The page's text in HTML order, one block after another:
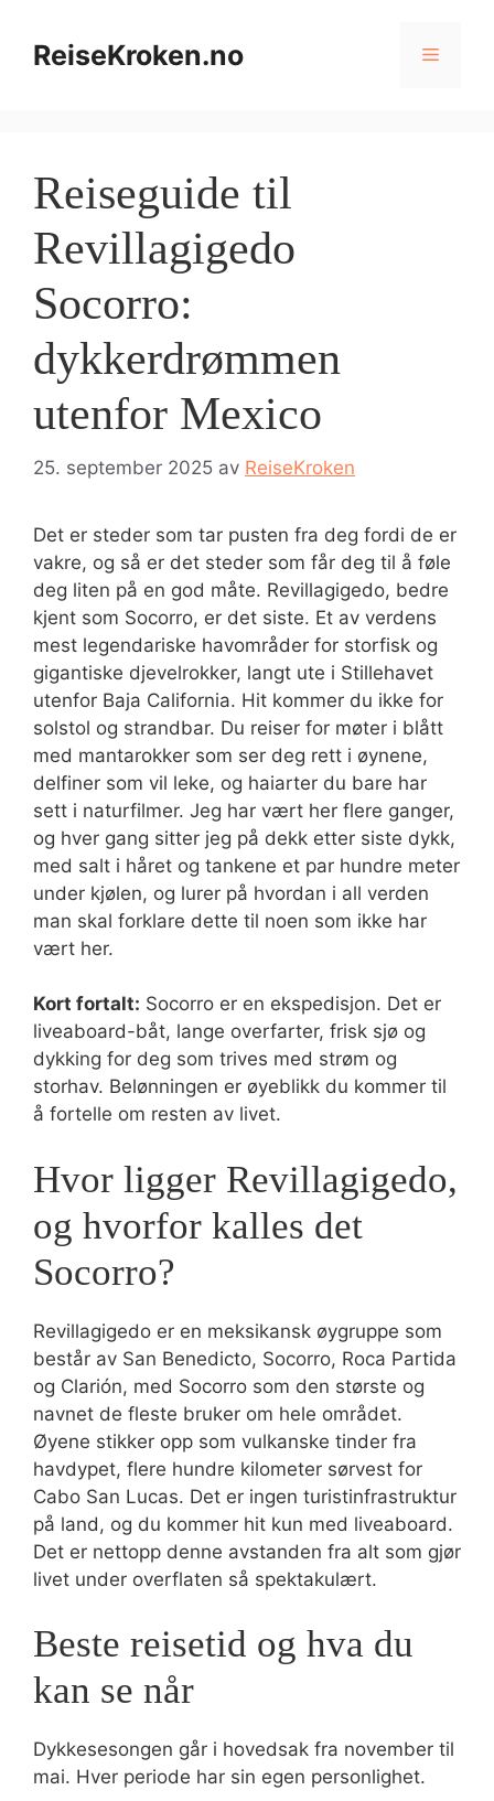
innholdReiseKroken.no Meny
Reiseguide til
Revillagigedo
Socorro:
dykkerdrømmen
utenfor Mexico
25. september 2025 av ReiseKroken
Det er steder som tar pusten fra deg fordi de er
vakre, og så er det steder som får deg til å føle
deg liten på en god måte. Revillagigedo, bedre
kjent som Socorro, er det siste. Et av verdens
mest legendariske havområder for storfisk og
gigantiske djevelrokker, langt ute i Stillehavet
utenfor Baja California. Hit kommer du ikke for
solstol og strandbar. Du reiser for møter i blått
med mantarokker som ser deg rett i øynene,
delfiner som vil leke, og haiarter du bare har
sett i naturfilmer. Jeg har vært her flere ganger,
og hver gang sitter jeg på dekk etter siste dykk,
med salt i håret og tankene et par hundre meter
under kjølen, og lurer på hvordan i all verden
man skal forklare dette til noen som ikke har
vært her.
Kort fortalt: Socorro er en ekspedisjon. Det er
liveaboard-båt, lange overfarter, frisk sjø og
dykking for deg som trives med strøm og
storhav. Belønningen er øyeblikk du kommer til
å fortelle om resten av livet.
Hvor ligger Revillagigedo,
og hvorfor kalles det
Socorro?
Revillagigedo er en meksikansk øygruppe som
består av San Benedicto, Socorro, Roca Partida
og Clarión, med Socorro som den største og
navnet de fleste bruker om hele området.
Øyene stikker opp som vulkanske tinder fra
havdypet, flere hundre kilometer sørvest for
Cabo San Lucas. Det er ingen turistinfrastruktur
på land, og du kommer hit kun med liveaboard.
Det er nettopp denne avstanden fra alt som gjør
livet under overflaten så spektakulært.
Beste reisetid og hva du
kan se når
Dykkesesongen går i hovedsak fra november til
mai. Hver periode har sin egen personlighet.